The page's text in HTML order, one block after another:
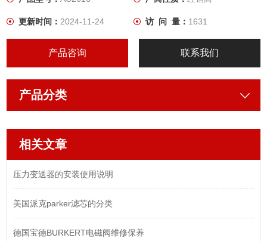
更新时间：2024-11-24 访 问 量： 1631
产品咨询 联系我们
产品分类
相关文章
压力变送器的安装使用说明
美国派克parker滤芯的分类
德国宝德BURKERT电磁阀维修保养